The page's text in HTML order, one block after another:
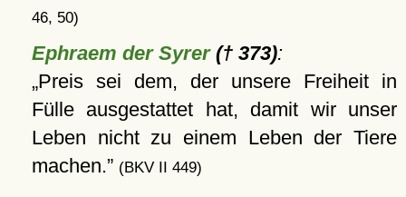
46, 50)
Ephraem der Syrer(† 373):
Preis sei dem, der unsere Freiheit in
Fülle ausgestattet hat, damit wir unser
Leben nicht zu einem Leben der Tiere
machen.
(BKV II 449)